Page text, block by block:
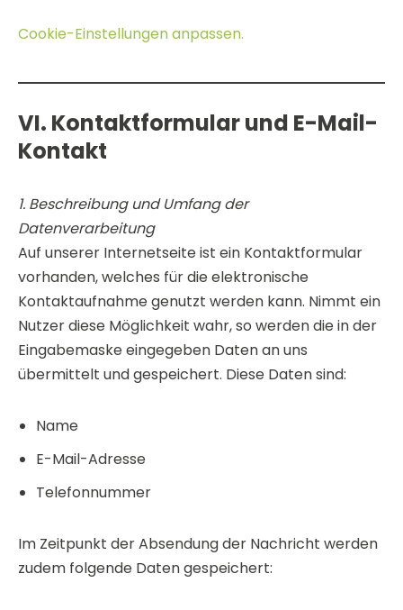
Cookie-Einstellungen anpassen.
VI. Kontaktformular und E-Mail-
Kontakt
1. Beschreibung und Umfang der
Datenverarbeitung
Auf unserer Internetseite ist ein Kontaktformular
vorhanden, welches für die elektronische
Kontaktaufnahme genutzt werden kann. Nimmt ein
Nutzer diese Möglichkeit wahr, so werden die in der
Eingabemaske eingegeben Daten an uns
übermittelt und gespeichert. Diese Daten sind:
Name
E-Mail-Adresse
Telefonnummer
Im Zeitpunkt der Absendung der Nachricht werden
zudem folgende Daten gespeichert: